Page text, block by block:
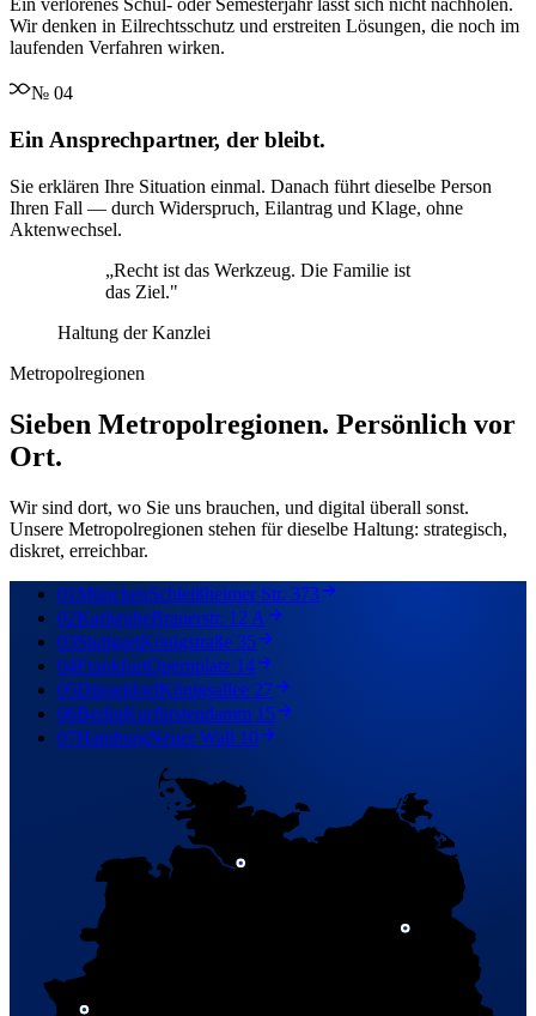
Ein verlorenes Schul- oder Semesterjahr lässt sich nicht nachholen.
Wir denken in Eilrechtsschutz und erstreiten Lösungen, die noch im
laufenden Verfahren wirken.
№ 04
Ein Ansprechpartner, der bleibt.
Sie erklären Ihre Situation einmal. Danach führt dieselbe Person
Ihren Fall — durch Widerspruch, Eilantrag und Klage, ohne
Aktenwechsel.
„Recht ist das Werkzeug. Die Familie ist
das Ziel."
Haltung der Kanzlei
Metropolregionen
Sieben Metropolregionen. Persönlich vor
Ort.
Wir sind dort, wo Sie uns brauchen, und digital überall sonst.
Unsere Metropolregionen stehen für dieselbe Haltung: strategisch,
diskret, erreichbar.
01MünchenSchleißheimer Str. 373
02KarlsruheBrauerstr. 12 A
03StuttgartKönigstraße 35
04FrankfurtOpernplatz 14
05DüsseldorfKönigsallee 27
06BerlinKurfürstendamm 15
07HamburgNeuer Wall 10